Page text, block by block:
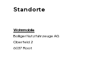
Standorte
Wohnmobile
Bolliger Nutzfahrzeuge AG
Oberfeld 2
6037 Root